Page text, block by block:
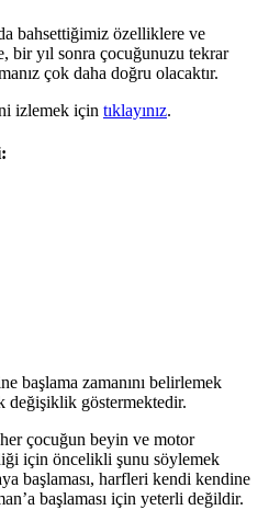
bahsettiğimiz özelliklere ve
bir yıl sonra çocuğunuzu tekrar
çok daha doğru olacaktır.
izlemek için tıklayınız.
başlama zamanını belirlemek
değişiklik göstermektedir.
çocuğun beyin ve motor
için öncelikli şunu söylemek
başlaması, harfleri kendi kendine
başlaması için yeterli değildir.